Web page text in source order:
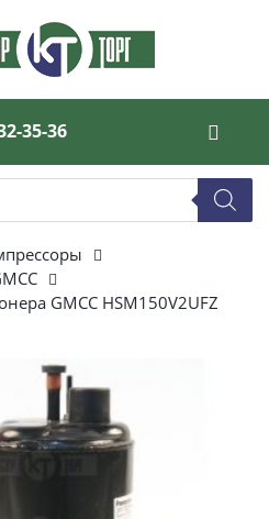
35-36
GMCC HSM150V2UFZ